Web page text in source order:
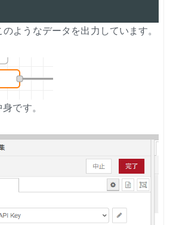
ようなデータを出力しています。
です。